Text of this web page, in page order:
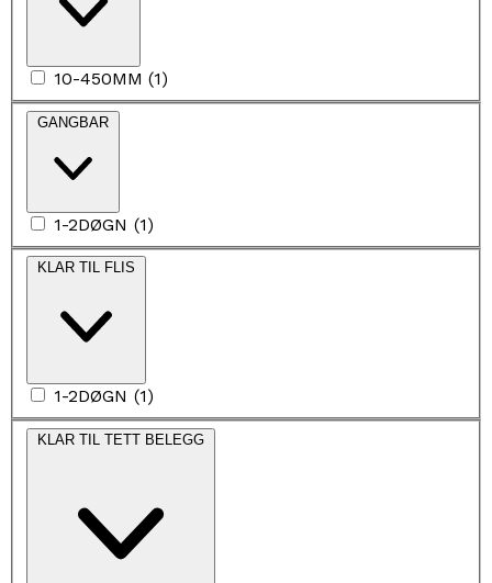
10-450MM (1)
GANGBAR
1-2DØGN (1)
KLAR TIL FLIS
1-2DØGN (1)
KLAR TIL TETT BELEGG